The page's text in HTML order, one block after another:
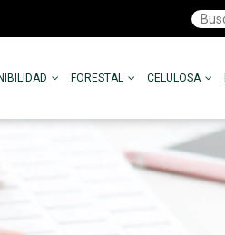
FORESTAL CELULOSA